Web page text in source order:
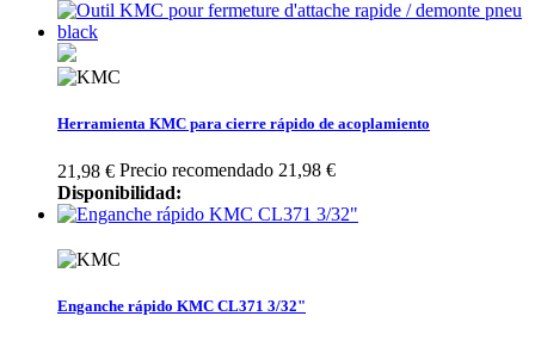
Herramienta KMC para cierre rápido de acoplamiento
21,98 € Precio recomendado 21,98 €
Disponibilidad:
Enganche rápido KMC CL371 3/32"